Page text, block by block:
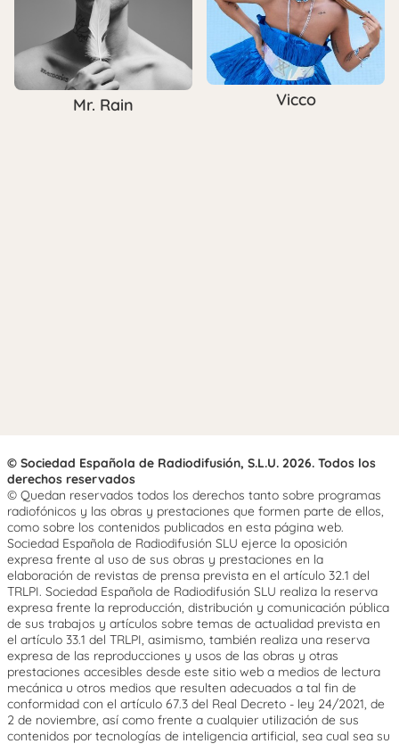
Mr. Rain Vicco
© Sociedad Española de Radiodifusión, S.L.U. 2026. Todos los
derechos reservados
© Quedan reservados todos los derechos tanto sobre programas
radiofónicos y las obras y prestaciones que formen parte de ellos,
como sobre los contenidos publicados en esta página web.
Sociedad Española de Radiodifusión SLU ejerce la oposición
expresa frente al uso de sus obras y prestaciones en la
elaboración de revistas de prensa prevista en el artículo 32.1 del
TRLPI. Sociedad Española de Radiodifusión SLU realiza la reserva
expresa frente la reproducción, distribución y comunicación pública
de sus trabajos y artículos sobre temas de actualidad prevista en
el artículo 33.1 del TRLPI, asimismo, también realiza una reserva
expresa de las reproducciones y usos de las obras y otras
prestaciones accesibles desde este sitio web a medios de lectura
mecánica u otros medios que resulten adecuados a tal fin de
conformidad con el artículo 67.3 del Real Decreto - ley 24/2021, de
2 de noviembre, así como frente a cualquier utilización de sus
contenidos por tecnologías de inteligencia artificial, sea cual sea su